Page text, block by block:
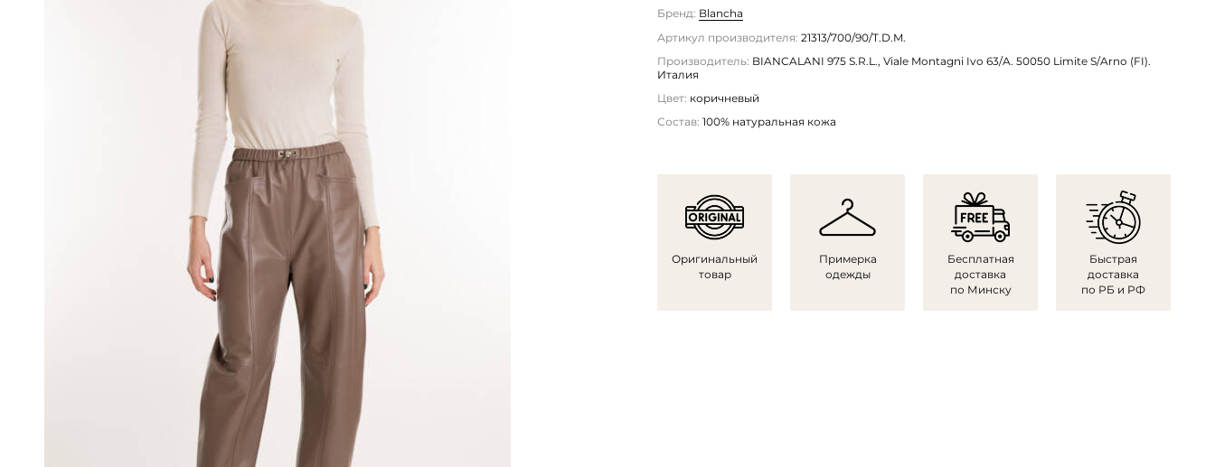
Бренд: Blancha
Артикул производителя: 21313/700/90/T.D.M.
Производитель: BIANCALANI 975 S.R.L., Viale Montagni Ivo 63/A. 50050 Limite S/Arno (FI).
Италия
Цвет: коричневый
Состав: 100% натуральная кожа
Оригинальный
товар
Примерка
одежды
Бесплатная
доставка
по Минску
Быстрая
доставка
по РБ и РФ